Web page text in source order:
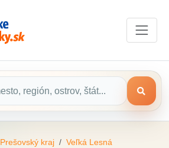
Prešovský kraj
Veľká Lesná